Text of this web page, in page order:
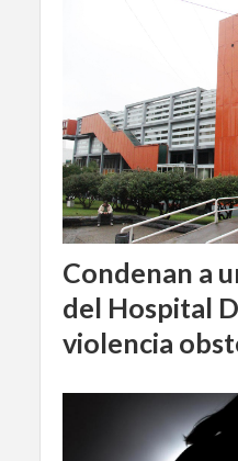
Condenan a
del Hospital
violencia